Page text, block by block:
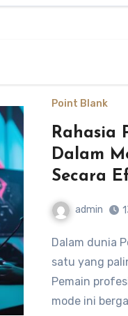
Point Blank
Rahasia
Dalam
Secara
admin
Dalam dunia Point Blank, mode Bomb Mission adalah salah
satu yang
Pemain
mode ini